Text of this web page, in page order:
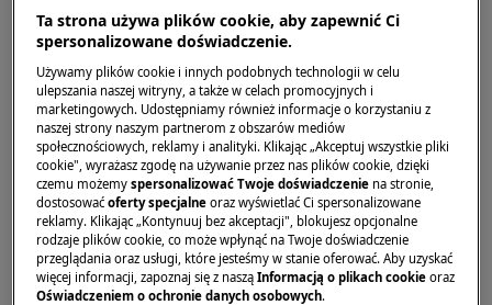
1. Nacisnąć palcem wnętrze narożnika
uszczelki drzwi, aby zmniejszyć siłę ssania i
ułatwić otwieranie drzwi zaraz po ich
zamknięciu.
2. Odczekać ok. jednej minuty przed
ponownym otwarciem drzwi, jeśli zostały one
właśnie zamknięte
3. Unikać zatrzaskiwania drzwi
4. Sprawdzić, czy urządzenie stoi poziomo
Ta strona używa plików cookie, aby zapewnić Ci
spersonalizowane doświadczenie.
Używamy plików cookie i innych podobnych technologii w celu
ulepszania naszej witryny, a także w celach promocyjnych i
marketingowych. Udostępniamy również informacje o korzystaniu z
naszej strony naszym partnerom z obszarów mediów
społecznościowych, reklamy i analityki. Klikając „Akceptuj wszystkie pliki
cookie", wyrażasz zgodę na używanie przez nas plików cookie, dzięki
czemu możemyspersonalizować Twoje doświadczenie na stronie,
dostosowaćoferty specjalne oraz wyświetlać Ci spersonalizowane
reklamy. Klikając „Kontynuuj bez akceptacji", blokujesz opcjonalne
rodzaje plików cookie, co może wpłynąć na Twoje doświadczenie
przeglądania oraz usługi, które jesteśmy w stanie oferować. Aby uzyskać
więcej informacji, zapoznaj się z nasząInformacją o plikach cookie oraz
Oświadczeniem o ochronie danych osobowych.